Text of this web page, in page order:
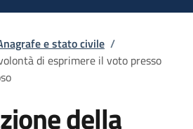
e stato civile /
di esprimere il voto presso
della